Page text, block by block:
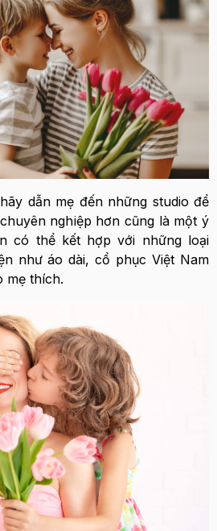
dẫn mẹ đến những studio để
nghiệp hơn cũng là một ý
có thể kết hợp với những loại
như áo dài, cổ phục Việt Nam
mẹ thích.